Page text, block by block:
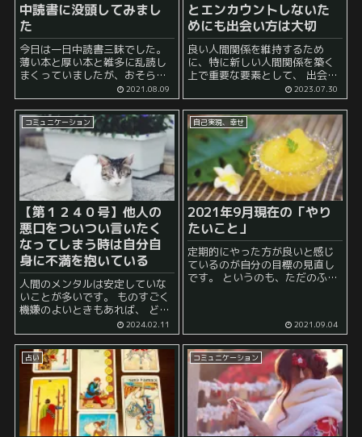
中読書に没頭してみまし
た
今日は一日中読書三昧でした。
薄い本と厚い本と雑多に乱読し
まくっていましたが、おそらく
今日だけで10冊以上は読んでい
ると思います。 もちろん、薄い
本の方が読み終わるのは早いで
すが、内容の充実度でいえばや
はりハードカバーの方が良...
2021.08.09
とエンカウントしないた
めにも出会い方は大切
良い人間関係を維持するため
に、特に新しい人間関係を築く
上で重要な要素として、 出会い
出会いは素晴らしい経験をもた
らす一方で、逆に変な人との出
会いはストレスやトラブルの原
因になることもありま...
2023.07.30
コミュニケーション
【第１２４０号】他人の
悪口をついつい言いたく
なってしまう時は自分自
身に不満を抱いている
人間のメンタルは安定していな
いことが多いです。 ものすごく
機嫌のよいときもあれば、 どこ
か攻撃的な気分になってしまう
瞬間が訪れてしまう人もいるで
しょう。 その時々の本人の状況
やコンディションに応じて、気
持ちが左右されてし...
2024.02.11
自己実現、幸せ
2021年9月現在の「やり
たいこと」
定期的にやった方が良いと感じ
ているのが自分の目標の見直し
です。 というのも、ただのふわ
もあったりするので、頭の中か
ら消えてしまう前に定期的に書
き留め...
2021.09.04
占い コミュニケーション